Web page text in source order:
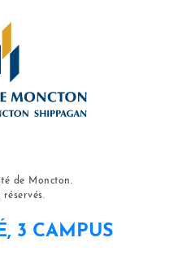
de Moncton.
réservés.
3 CAMPUS